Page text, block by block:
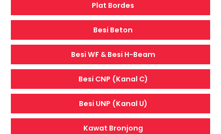
Plat Bordes
Besi Beton
Besi WF & Besi H-Beam
Besi CNP (Kanal C)
Besi UNP (Kanal U)
Kawat Bronjong